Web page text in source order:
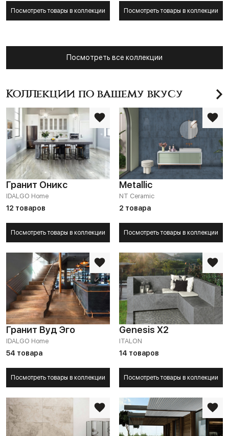
Посмотреть товары в коллекции Посмотреть товары в коллекции
Посмотреть все коллекции
Коллекции по вашему вкусу
Гранит Оникс
IDALGO Home
12 товаров
Посмотреть товары в коллекции
Metallic
NT Ceramic
2 товара
Посмотреть товары в коллекции
Гранит Вуд Эго
IDALGO Home
54 товара
Посмотреть товары в коллекции
Genesis X2
ITALON
14 товаров
Посмотреть товары в коллекции